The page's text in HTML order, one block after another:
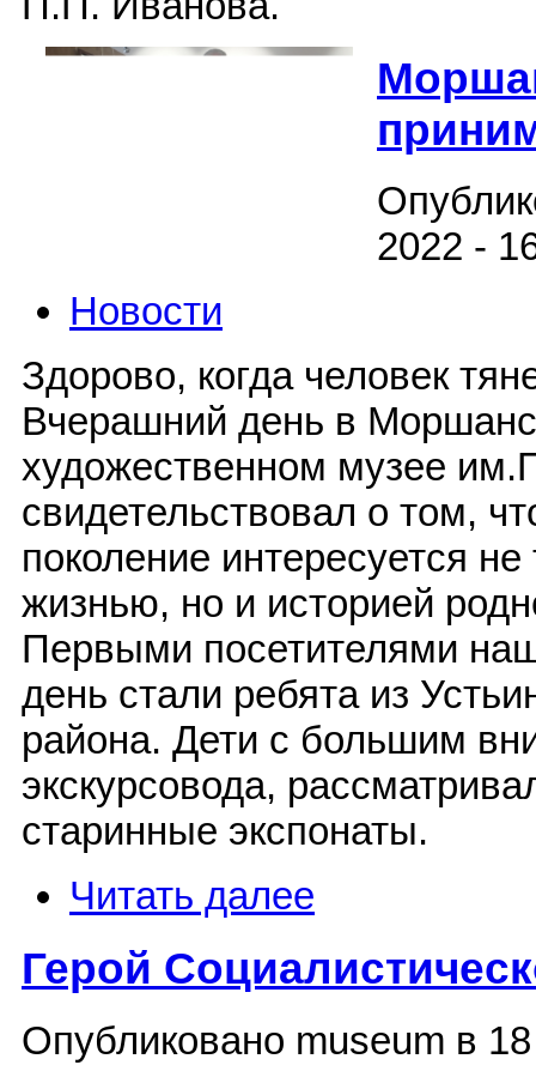
2022 -
Новости
Здорово, когда человек
Вчерашний день в
художественном музее
свидетельствовал о том,
поколение интересуется
жизнью, но и историей
Первыми посетителями
день стали ребята из
района. Дети с большим
экскурсовода,
старинные экспонаты.
Читать далее
Герой
Опубликовано museum в